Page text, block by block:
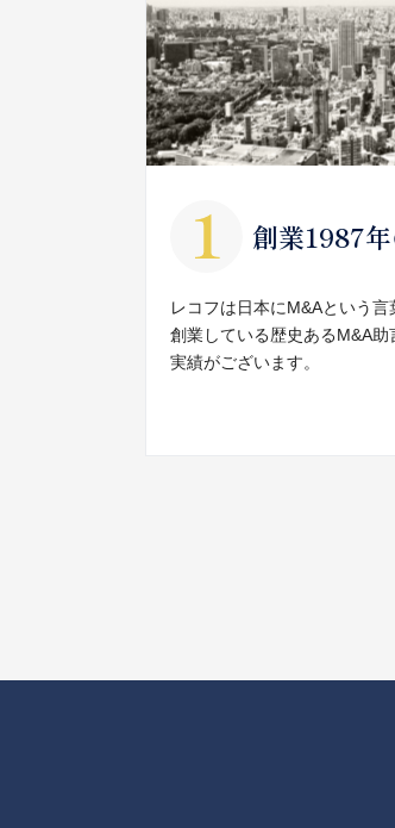
創業1987
レコフは日本にM&Aという言
創業している歴史あるM&A助
実績がございます。